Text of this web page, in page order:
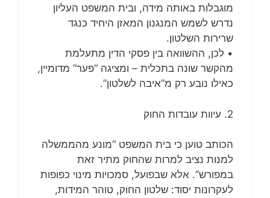
מוגבלות באותה מידה, ובית המשפט העליון
נדרש לשמש המנגנון המאזן היחיד כנגד
שרירות השלטון.
• לכן, ההשוואה בין פסקי הדין מתעלמת
מהקשר שונה בתכלית – ומציגה “פער” מדומיין,
כאילו נובע רק מ”איבה לשלטון”.
2. עיוות עובדות החוק
הכותב טוען כי בית המשפט “מונע מהממשלה
למנות נציב למרות שהחוק מתיר זאת
במפורש”. אלא שבפועל, סמכויות מינוי כפופות
לעקרונות יסוד: שלטון החוק, טוהר המידות,